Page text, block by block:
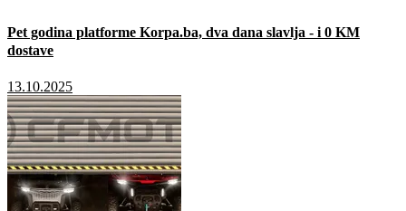
Pet godina platforme Korpa.ba, dva dana slavlja - i 0 KM
dostave
13.10.2025